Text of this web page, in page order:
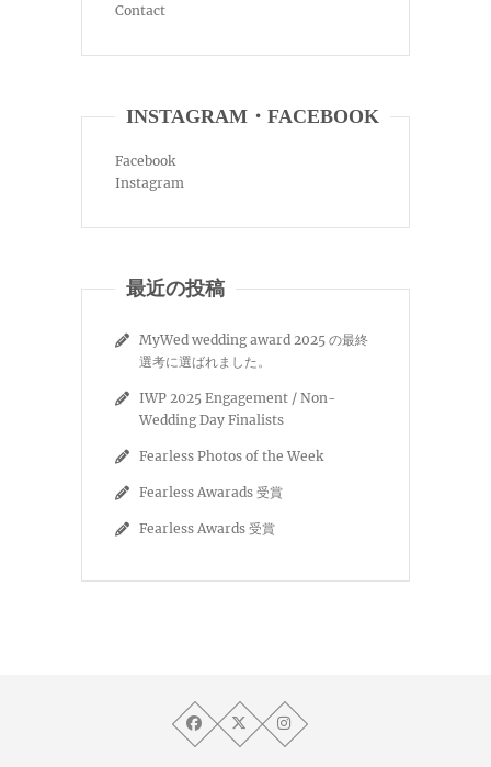
Contact
INSTAGRAM・FACEBOOK
Facebook
Instagram
最近の投稿
MyWed wedding award 2025 の最終
選考に選ばれました。
IWP 2025 Engagement / Non-
Wedding Day Finalists
Fearless Photos of the Week
Fearless Awarads 受賞
Fearless Awards 受賞